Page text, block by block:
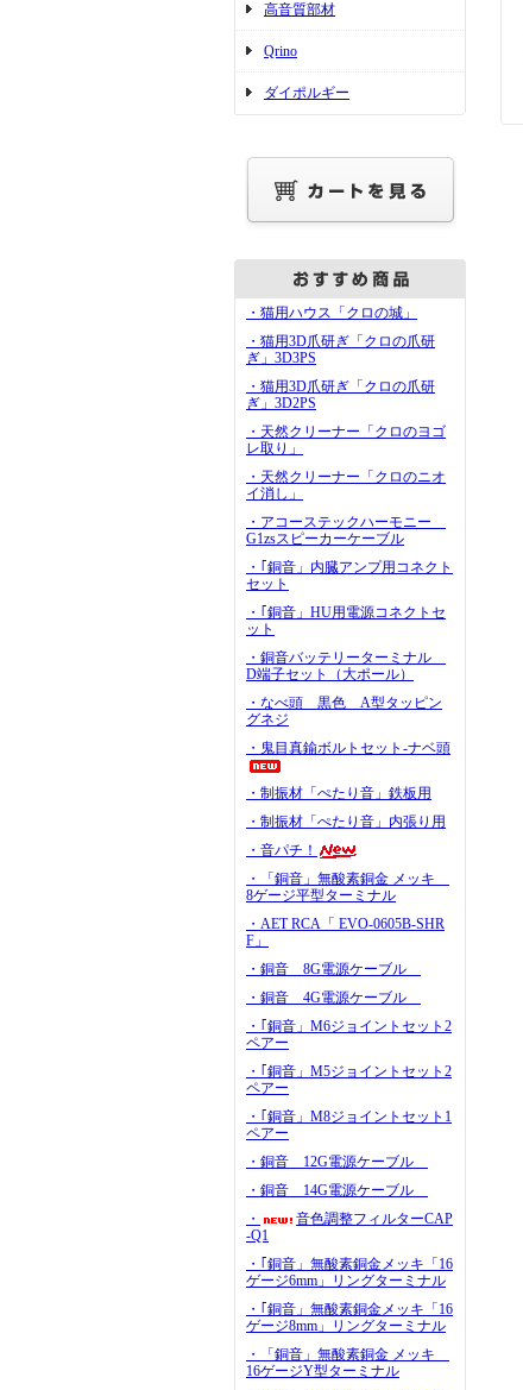
高音質部材
Qrino
ダイポルギー
・猫用ハウス「クロの城」
・猫用3D爪研ぎ「クロの爪研
ぎ」3D3PS
・猫用3D爪研ぎ「クロの爪研
ぎ」3D2PS
・天然クリーナー「クロのヨゴ
レ取り」
・天然クリーナー「クロのニオ
イ消し」
・アコーステックハーモニー
G1zsスピーカーケーブル
・｢銅音」内臓アンプ用コネクト
セット
・｢銅音」HU用電源コネクトセ
ット
・銅音バッテリーターミナル
D端子セット（大ポール）
・なべ頭 黒色 A型タッピン
グネジ
・鬼目真鍮ボルトセット-ナベ頭
・制振材「ぺたり音」鉄板用
・制振材「ぺたり音」内張り用
・音パチ！
・「銅音」無酸素銅金 メッキ
8ゲージ平型ターミナル
・AET RCA「 EVO-0605B-SHR
F」
・銅音 8G電源ケーブル
・銅音 4G電源ケーブル
・｢銅音」M6ジョイントセット2
ペアー
・｢銅音」M5ジョイントセット2
ペアー
・｢銅音」M8ジョイントセット1
ペアー
・銅音 12G電源ケーブル
・銅音 14G電源ケーブル
・
音色調整フィルターCAP
-Q1
・｢銅音」無酸素銅金メッキ「16
ゲージ6mm」リングターミナル
・｢銅音」無酸素銅金メッキ「16
ゲージ8mm」リングターミナル
・「銅音」無酸素銅金 メッキ
16ゲージY型ターミナル